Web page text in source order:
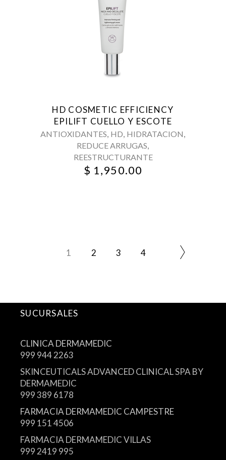
HD COSMETIC EFFICIENCY
EPILIFT CUELLO Y ESCOTE
ANTIOXIDANTES, HD, HIDRATACION,
REDUCE ARRUGAS,
REESTRUCTURANTE
$ 1,950.00
1 2 3 4
SUCURSALES
CLINICA DERMAMEDIC
999 944 2263
SKINCEUTICALS ADVANCED CLINICAL SPA BY
DERMAMEDIC
999 389 6178
FARMACIA DERMAMEDIC CAMPESTRE
999 151 4506
FARMACIA DERMAMEDIC VILLAS
999 2419 995